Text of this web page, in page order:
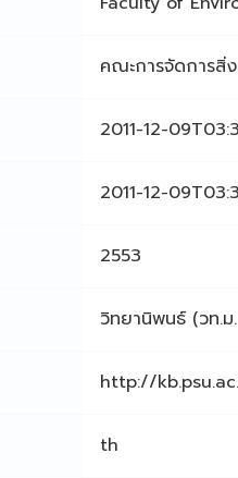
คณะการจัดการสิ่
2011-12-
2011-12-
2553
วิทยานิพนธ์ (วท.
http://
th